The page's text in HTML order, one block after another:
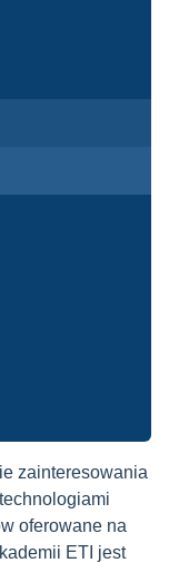
zainteresowania
oferowane na
ETI jest